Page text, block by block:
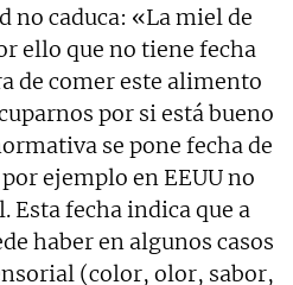
no caduca: «La miel de
ello que no tiene fecha
de comer este alimento
por si está bueno
se pone fecha de
ejemplo en EEUU no
Esta fecha indica que a
haber en algunos casos
(color, olor, sabor,